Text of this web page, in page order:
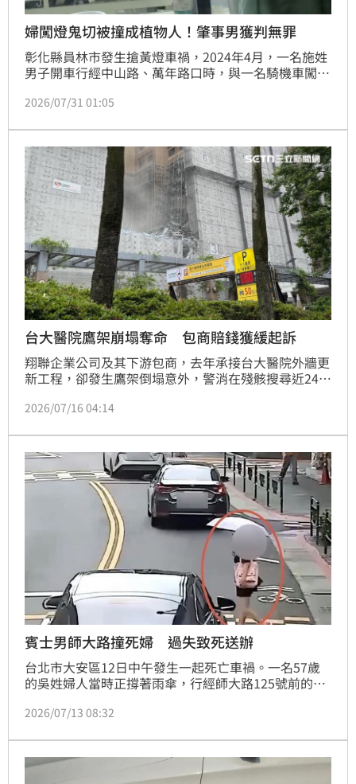
婦闖燈鬼切被撞成植物人！肇事男獲判無罪
彰化縣員林市發生搶黃燈車禍，2024年4月，一名施姓
男子開車行經中山路、萬年路口時，與一名騎機車闖紅
臥病在床1年多後，因肺炎死亡。事後施男被依過失致
本無法閃避，因此判施男無罪。
2026/07/31 01:05
台大醫院鷹架崩塌奪命 包商賠錢獲緩起訴
翔聯企業公司及其下游包商，去年承接台大醫院外牆更
新工程，卻發生鷹架倒塌意外，警消在殘骸搜尋近24小
司允諾賠償250萬元，順利與家屬達成和解；16日台北
納公庫5萬元。
2026/07/16 04:14
賓士男師大路撞死婦 過失致死送辦
台北市大安區12日中午發生一起死亡車禍。一名57歲
的吳姓婦人當時正撐著雨傘，行經師大路125號前的行
色賓士轎車直接撞擊。婦人當場重摔倒地並導致頭部受
經緊急送往台大醫院進行搶救，但在歷經8小時的全力
救治後，仍於當晚8時許因顱內出血傷勢過重不幸宣告
2026/07/13 08:32